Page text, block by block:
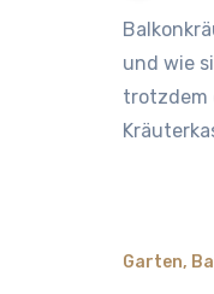
Balkonkräuter für Bienen: Welche Bienen wirklich helfen
und wie
trotzdem
Garten,